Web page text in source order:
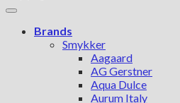
Brands
Smykker
Aagaard
AG Gerstner
Aqua Dulce
Aurum Italy